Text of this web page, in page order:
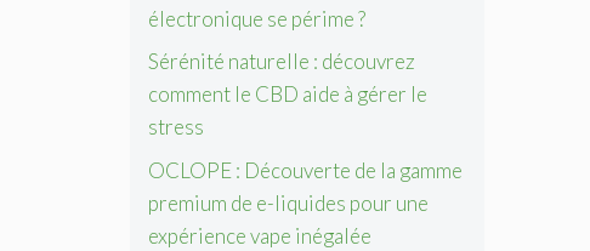
électronique se périme ?
Sérénité naturelle : découvrez
comment le CBD aide à gérer le
stress
OCLOPE : Découverte de la gamme
premium de e-liquides pour une
expérience vape inégalée